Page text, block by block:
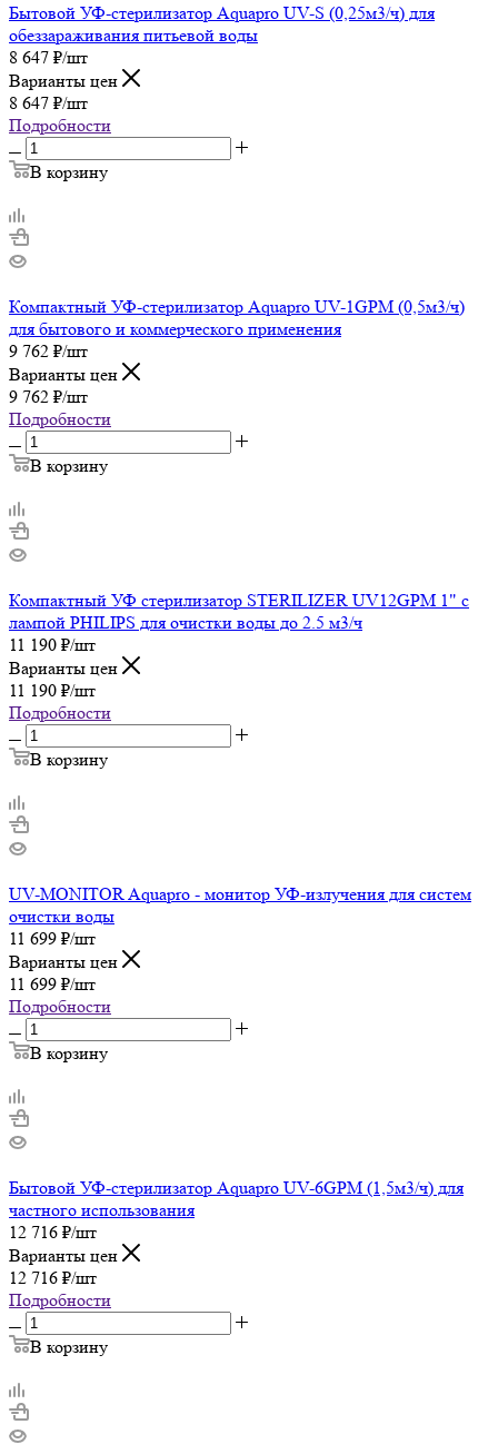
Бытовой УФ-стерилизатор Aquapro UV-S (0,25м3/ч) для
обеззараживания питьевой воды
8 647 ₽/шт
Варианты цен
8 647 ₽/шт
Подробности
В корзину
Компактный УФ-стерилизатор Aquapro UV-1GPM (0,5м3/ч)
для бытового и коммерческого применения
9 762 ₽/шт
Варианты цен
9 762 ₽/шт
Подробности
В корзину
Компактный УФ стерилизатор STERILIZER UV12GPM 1" с
лампой PHILIPS для очистки воды до 2.5 м3/ч
11 190 ₽/шт
Варианты цен
11 190 ₽/шт
Подробности
В корзину
UV-MONITOR Aquapro - монитор УФ-излучения для систем
очистки воды
11 699 ₽/шт
Варианты цен
11 699 ₽/шт
Подробности
В корзину
Бытовой УФ-стерилизатор Aquapro UV-6GPM (1,5м3/ч) для
частного использования
12 716 ₽/шт
Варианты цен
12 716 ₽/шт
Подробности
В корзину